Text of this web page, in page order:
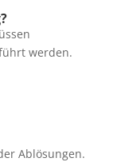
werden.
Ablösungen.